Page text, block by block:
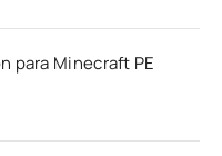
para Minecraft PE